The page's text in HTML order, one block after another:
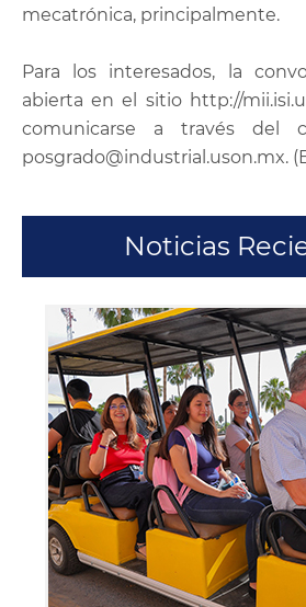
mecatrónica, principalmente.
Para los interesados, la
abierta en el sitio http://
comunicarse a través del
posgrado@industrial.uson.mx.
Noticias